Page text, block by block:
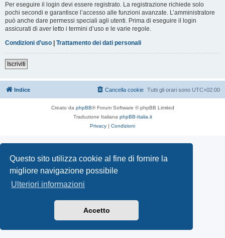
Questo sito utilizza cookie al fine di fornire la
migliore navigazione possibile
Ulteriori informazioni
Accetto
Per eseguire il login devi essere registrato. La registrazione richiede solo
pochi secondi e garantisce l’accesso alle funzioni avanzate. L’amministratore
può anche dare permessi speciali agli utenti. Prima di eseguire il login
assicurati di aver letto i termini d’uso e le varie regole.
Condizioni d’uso | Trattamento dei dati personali
Iscriviti
Indice Tutti gli orari sono UTC+02:00
Cancella cookie
Creato da phpBB® Forum Software © phpBB Limited
Traduzione Italiana phpBB-Italia.it
Privacy | Condizioni